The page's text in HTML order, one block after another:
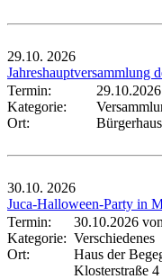
29.10. 2026
Jahreshauptversammlung
Termin:
Kategorie:
Ort:
30.10. 2026
Juca-Halloween-Party in
Termin:
30.10.2026
Kategorie: Verschiedenes
Ort:
Haus der
Klosterstraße 4